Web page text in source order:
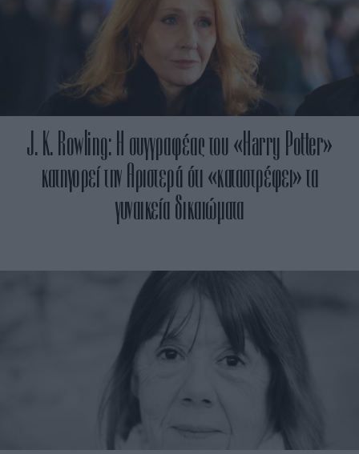
J. K. Rowling: Η συγγραφέας του «Harry Potter»
κατηγορεί την Αριστερά ότι «καταστρέφει» τα
γυναικεία δικαιώματα